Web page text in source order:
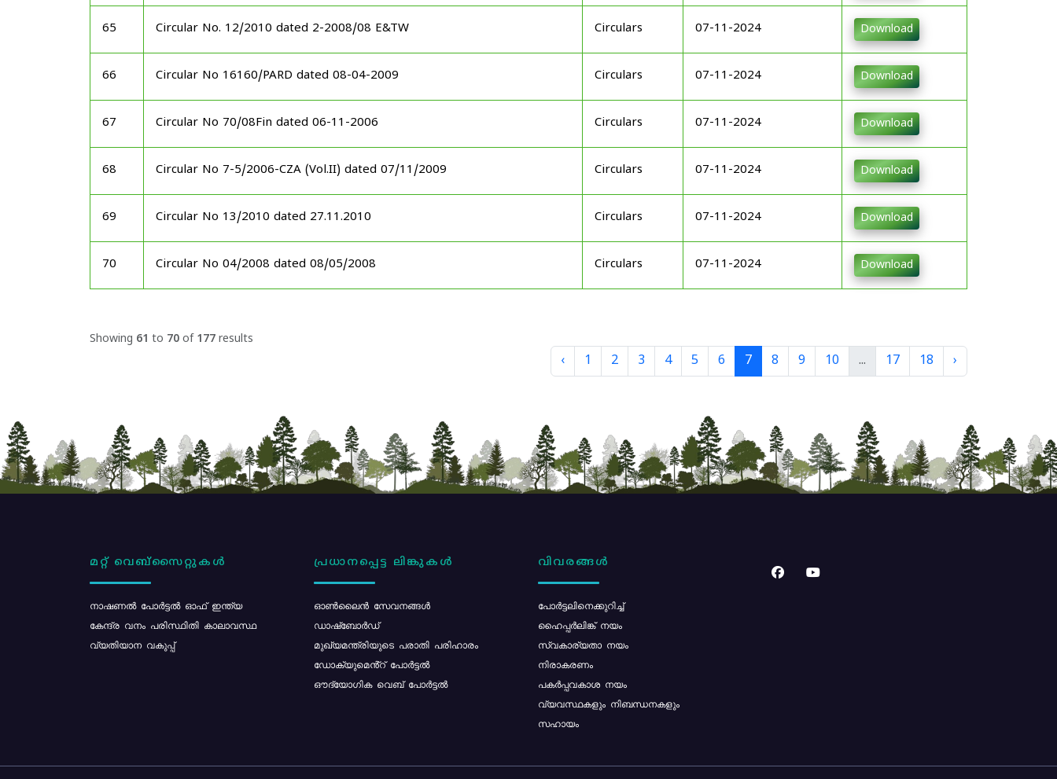
65 Circular No. 12/2010 dated 2-2008/08 E&TW Circulars 07-11-2024 Download
66 Circular No 16160/PARD dated 08-04-2009 Circulars 07-11-2024 Download
67 Circular No 70/08Fin dated 06-11-2006 Circulars 07-11-2024 Download
68 Circular No 7-5/2006-CZA (Vol.II) dated 07/11/2009 Circulars 07-11-2024 Download
69 Circular No 13/2010 dated 27.11.2010 Circulars 07-11-2024 Download
70 Circular No 04/2008 dated 08/05/2008 Circulars 07-11-2024 Download
Showing 61 to 70 of 177 results
‹ 1 2 3 4 5 6 7 8 9 10 ... 17 18 ›
മറ്റ് വെബ്സൈറ്റുകൾ
നാഷണൽ പോർട്ടൽ ഓഫ് ഇന്ത്യ
കേന്ദ്ര വനം പരിസ്ഥിതി കാലാവസ്ഥ
വ്യതിയാന വകുപ്പ്
പ്രധാനപ്പെട്ട ലിങ്കുകൾ
ഓൺലൈൻ സേവനങ്ങൾ
ഡാഷ്ബോർഡ്
മുഖ്യമന്ത്രിയുടെ പരാതി പരിഹാരം
ഡോക്യുമെൻ്റ് പോർട്ടൽ
ഔദ്യോഗിക വെബ് പോർട്ടൽ
വിവരങ്ങൾ
പോര്‍ട്ടലിനെക്കുറിച്ച്
ഹൈപ്പർലിങ്ക് നയം
സ്വകാര്യതാ നയം
നിരാകരണം
പകർപ്പവകാശ നയം
വ്യവസ്ഥകളും നിബന്ധനകളും
സഹായം